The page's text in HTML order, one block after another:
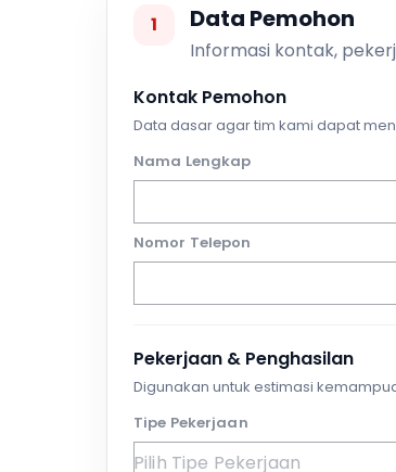
1 Data Pemohon
Informasi kontak,
Kontak Pemohon
Data dasar agar tim kami dapat
Nama Lengkap
Nomor Telepon
Pekerjaan & Penghasilan
Digunakan untuk estimasi
Tipe Pekerjaan